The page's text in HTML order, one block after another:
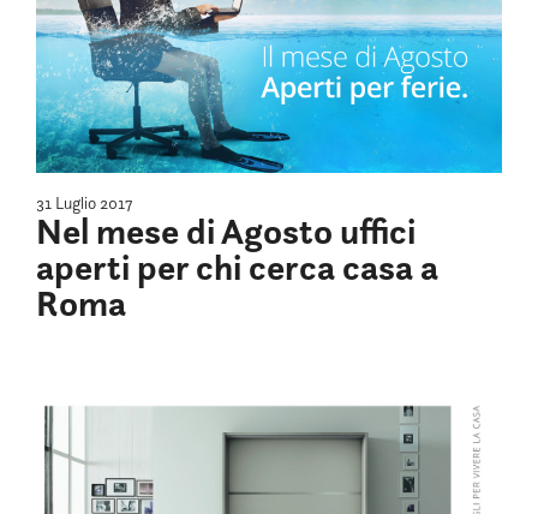
31 Luglio 2017
Nel mese di Agosto uffici
aperti per chi cerca casa a
Roma